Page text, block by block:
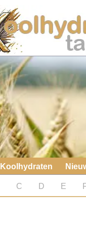
Koolhydraten
C D E